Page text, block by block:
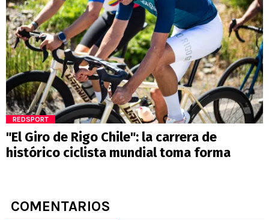
REDSPORT
"El Giro de Rigo Chile": la carrera de
histórico ciclista mundial toma forma
COMENTARIOS